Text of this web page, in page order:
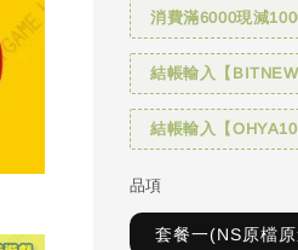
消費滿6000現減
結帳輸入【
結帳輸入【
品項
套餐一(NS原檔